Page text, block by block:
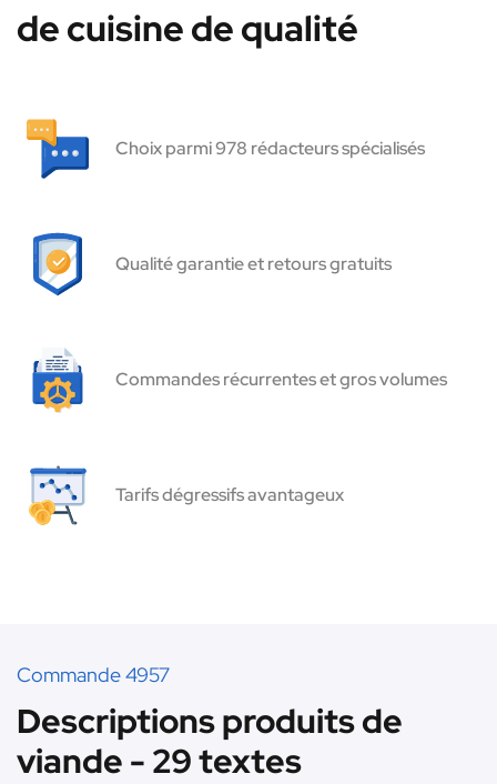
de cuisine de qualité
Choix parmi 978 rédacteurs spécialisés
Qualité garantie et retours gratuits
Commandes récurrentes et gros volumes
Tarifs dégressifs avantageux
Commande 4957
Descriptions produits de
viande - 29 textes